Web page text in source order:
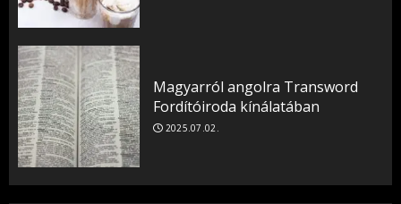
Magyarról angolra Transword
Fordítóiroda kínálatában
2025.07.02.